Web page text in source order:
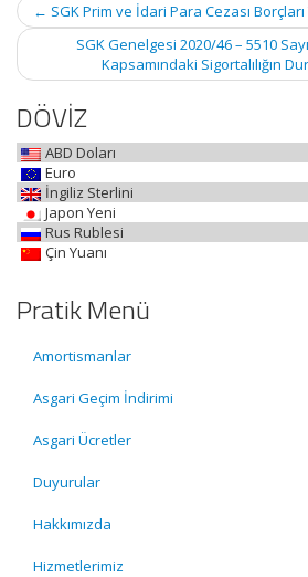
navigation
← SGK Prim ve İdari Para Cezası
SGK Genelgesi 2020/46 – 5510
Kapsamındaki Sigortalılığın
DÖVİZ
ABD Doları
Euro
İngiliz Sterlini
Japon Yeni
Rus Rublesi
Çin Yuanı
Pratik Menü
Amortismanlar
Asgari Geçim İndirimi
Asgari Ücretler
Duyurular
Hakkımızda
Hizmetlerimiz